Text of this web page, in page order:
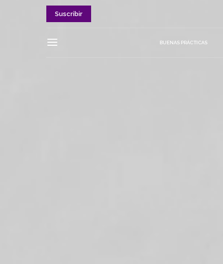
Suscribir
BUENAS PRÁCTICAS